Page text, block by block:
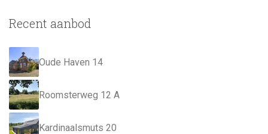
Recent aanbod
Oude Haven 14
Roomsterweg 12 A
Kardinaalsmuts 20